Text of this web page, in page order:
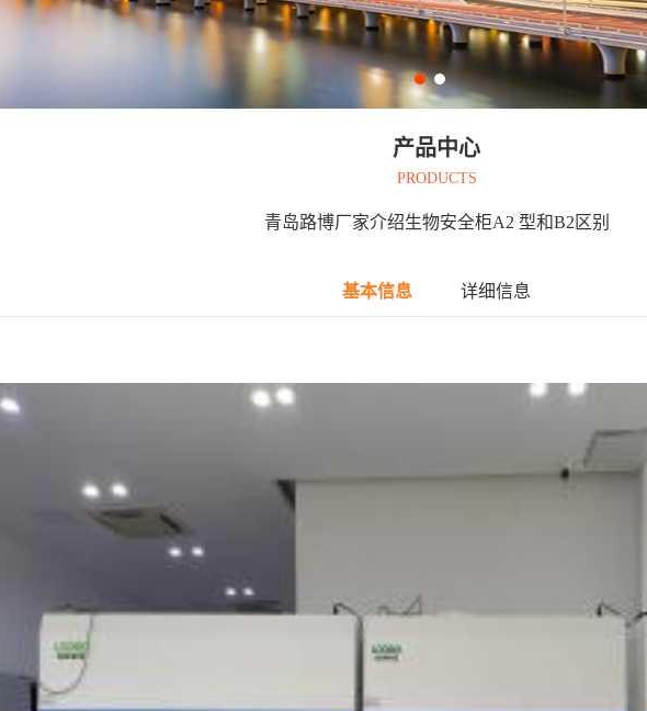
产品中心
PRODUCTS
青岛路博厂家介绍生物安全柜A2 型和B2区别
基本信息 详细信息